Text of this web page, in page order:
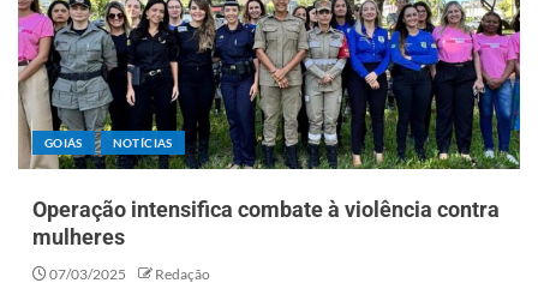
GOIÁS NOTÍCIAS
Operação intensifica combate à violência contra
mulheres
07/03/2025 Redação